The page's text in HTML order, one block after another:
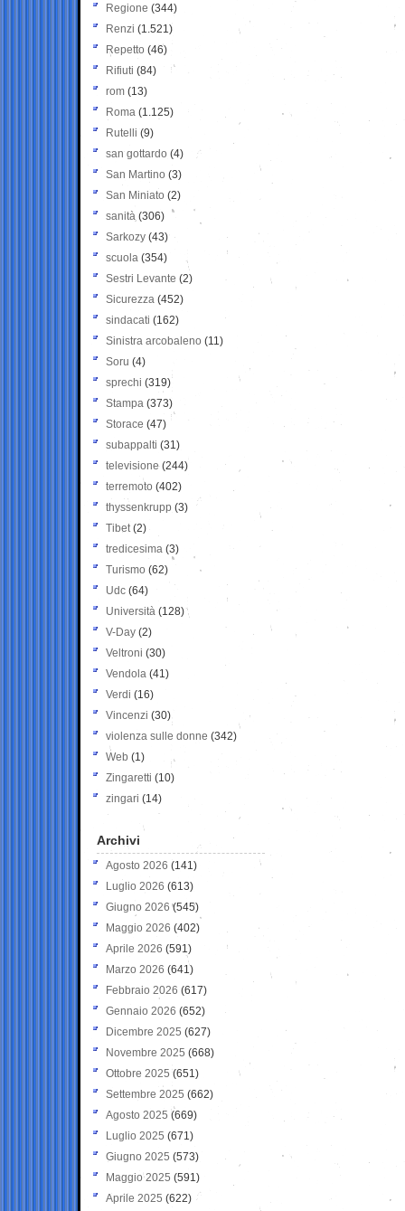
Regione (344)
Renzi (1.521)
Repetto (46)
Rifiuti (84)
rom (13)
Roma (1.125)
Rutelli (9)
san gottardo (4)
San Martino (3)
San Miniato (2)
sanità (306)
Sarkozy (43)
scuola (354)
Sestri Levante (2)
Sicurezza (452)
sindacati (162)
Sinistra arcobaleno (11)
Soru (4)
sprechi (319)
Stampa (373)
Storace (47)
subappalti (31)
televisione(244)
terremoto (402)
thyssenkrupp (3)
Tibet(2)
tredicesima (3)
Turismo (62)
Udc (64)
Università (128)
V-Day (2)
Veltroni (30)
Vendola (41)
Verdi (16)
Vincenzi (30)
violenza sulle donne (342)
Web (1)
Zingaretti (10)
zingari (14)
Archivi
Agosto 2026 (141)
Luglio 2026 (613)
Giugno 2026 (545)
Maggio 2026 (402)
Aprile 2026 (591)
Marzo 2026 (641)
Febbraio 2026 (617)
Gennaio 2026 (652)
Dicembre 2025 (627)
Novembre 2025 (668)
Ottobre 2025 (651)
Settembre 2025 (662)
Agosto 2025 (669)
Luglio 2025 (671)
Giugno 2025 (573)
Maggio 2025 (591)
Aprile 2025 (622)